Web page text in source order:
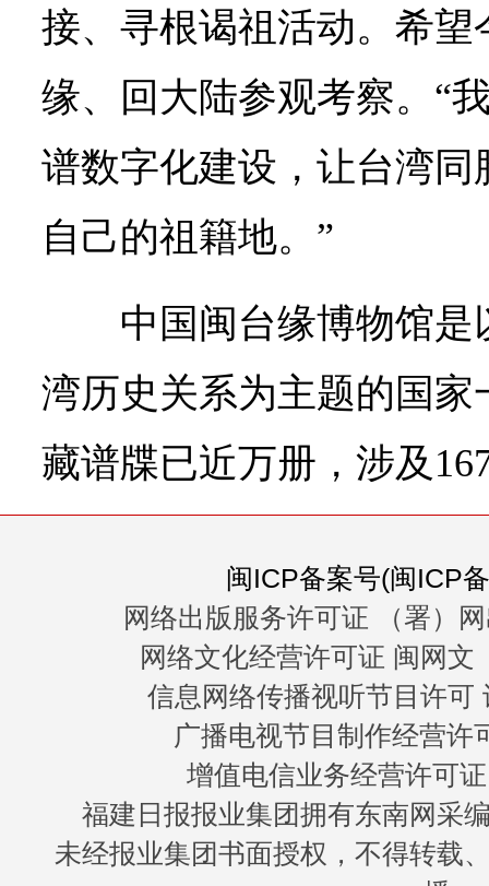
接、寻根谒祖活动。希
缘、回大陆参观考察。“
谱数字化建设，让台湾
自己的祖籍地。”
中国闽台缘博物馆
湾历史关系为主题的国
藏谱牒已近万册，涉及
闽ICP备案号(闽ICP
网络出版服务许可证 （署）
网络文化经营许可证 闽网文
信息网络传播视听节目许可
广播电视节目制作经营许
增值电信业务经营许可
福建日报报业集团拥有东南网采
未经报业集团书面授权，不得转载